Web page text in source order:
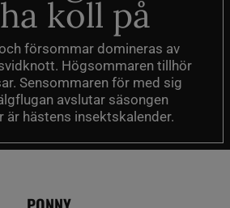
koll på
försommar domineras av
Högsommaren tillhör
Sensommaren för med sig
avslutar säsongen
är hästens insektskalender.